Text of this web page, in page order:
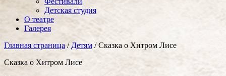
Детская студия
О театре
Галерея
Главная страница / Детям /Сказка о Хитром Лисе
Сказка о Хитром Лисе